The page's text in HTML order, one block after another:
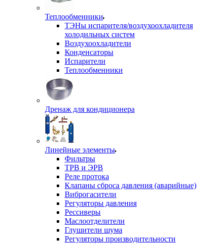
Теплообменники
ТЭНы испарителя/воздухоохладителя
холодильных систем
Воздухоохладители
Конденсаторы
Испарители
Теплообменники
Дренаж для кондиционера
Линейные элементы
Фильтры
ТРВ и ЭРВ
Реле протока
Клапаны сброса давления (аварийные)
Виброгасители
Регуляторы давления
Рессиверы
Маслоотделители
Глушители шума
Регуляторы производительности